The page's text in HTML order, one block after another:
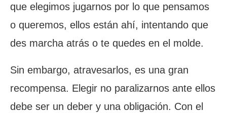
que elegimos jugarnos por lo que pensamos
o queremos, ellos están ahí, intentando que
des marcha atrás o te quedes en el molde.
Sin embargo, atravesarlos, es una gran
recompensa. Elegir no paralizarnos ante ellos
debe ser un deber y una obligación. Con el